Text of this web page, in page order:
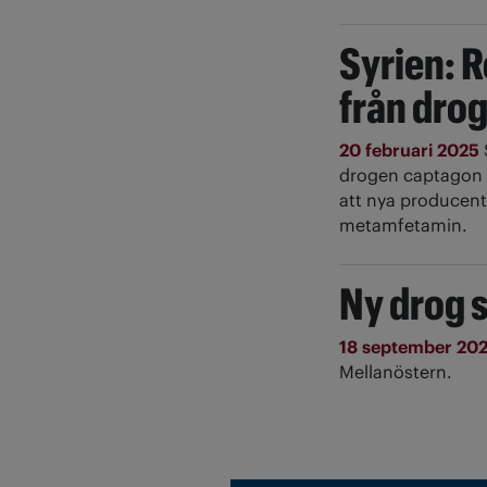
Syrien:
från
20 februari 2025
drogen captagon
att nya
metamfetamin.
Ny drog
18 september
Mellanöstern.